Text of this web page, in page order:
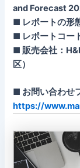
and Forecast
■ レポートの形
■ レポートコー
■ 販売会社：
区）
■ お問い合わせ
https://